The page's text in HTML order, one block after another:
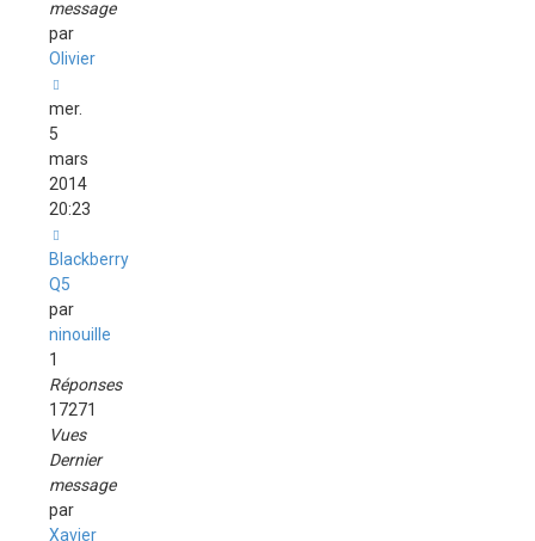
message
par
Olivier
mer.
5
mars
2014
20:23
Blackberry
Q5
par
ninouille
1
Réponses
17271
Vues
Dernier
message
par
Xavier